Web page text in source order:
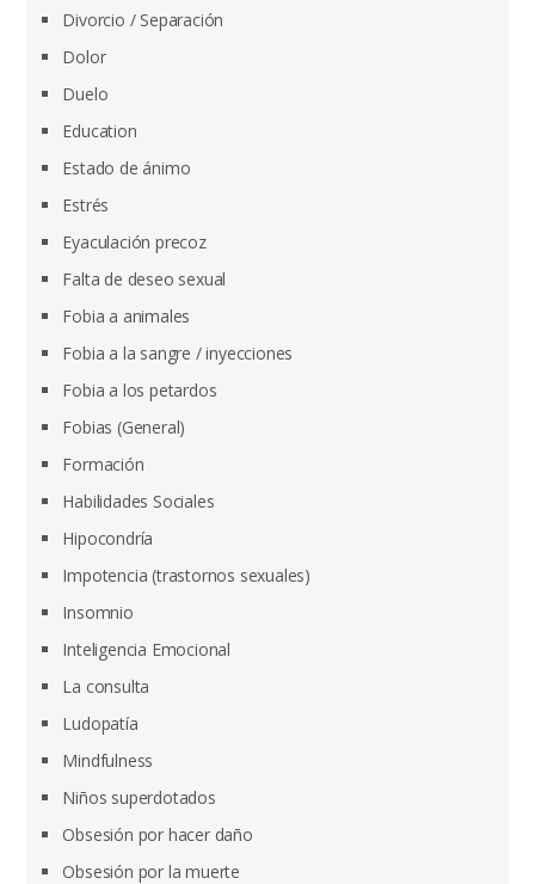
Divorcio / Separación
Dolor
Duelo
Education
Estado de ánimo
Estrés
Eyaculación precoz
Falta de deseo sexual
Fobia a animales
Fobia a la sangre / inyecciones
Fobia a los petardos
Fobias (General)
Formación
Habilidades Sociales
Hipocondría
Impotencia (trastornos sexuales)
Insomnio
Inteligencia Emocional
La consulta
Ludopatía
Mindfulness
Niños superdotados
Obsesión por hacer daño
Obsesión por la muerte